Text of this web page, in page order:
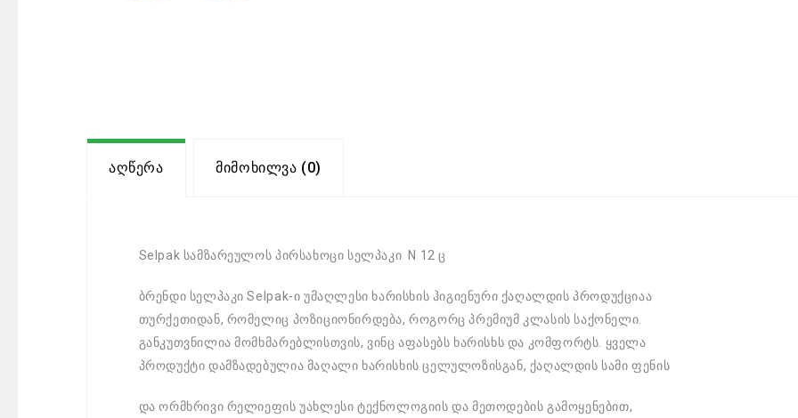
Აღწერა Მიმოხილვა (0)
Selpak სამზარეულოს პირსახოცი სელპაკი N 12 ც
ბრენდი სელპაკი Selpak-ი უმაღლესი ხარისხის ჰიგიენური ქაღალდის პროდუქციაა
თურქეთიდან, რომელიც პოზიციონირდება, როგორც პრემიუმ კლასის საქონელი.
განკუთვნილია მომხმარებლისთვის, ვინც აფასებს ხარისხს და კომფორტს. ყველა
პროდუქტი დამზადებულია მაღალი ხარისხის ცელულოზისგან, ქაღალდის სამი ფენის
და ორმხრივი რელიეფის უახლესი ტექნოლოგიის და მეთოდების გამოყენებით,